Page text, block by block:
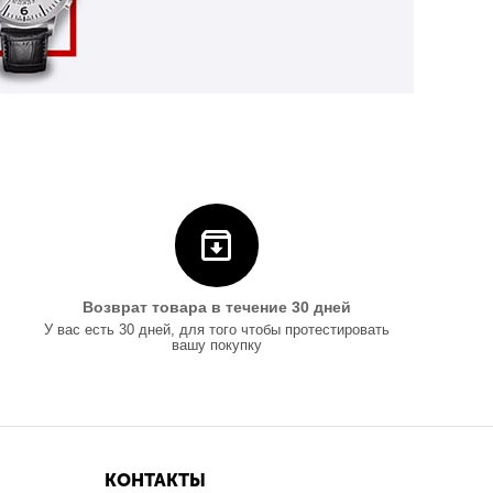
Возврат товара в течение 30 дней
У вас есть 30 дней, для того чтобы протестировать
вашу покупку
КОНТАКТЫ